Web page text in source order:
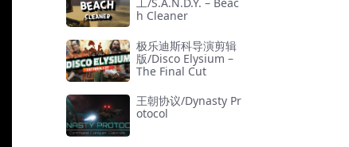
h Cleaner
极乐迪斯科导演剪辑
版/Disco Elysium –
The Final Cut
王朝协议/Dynasty Pr
otocol